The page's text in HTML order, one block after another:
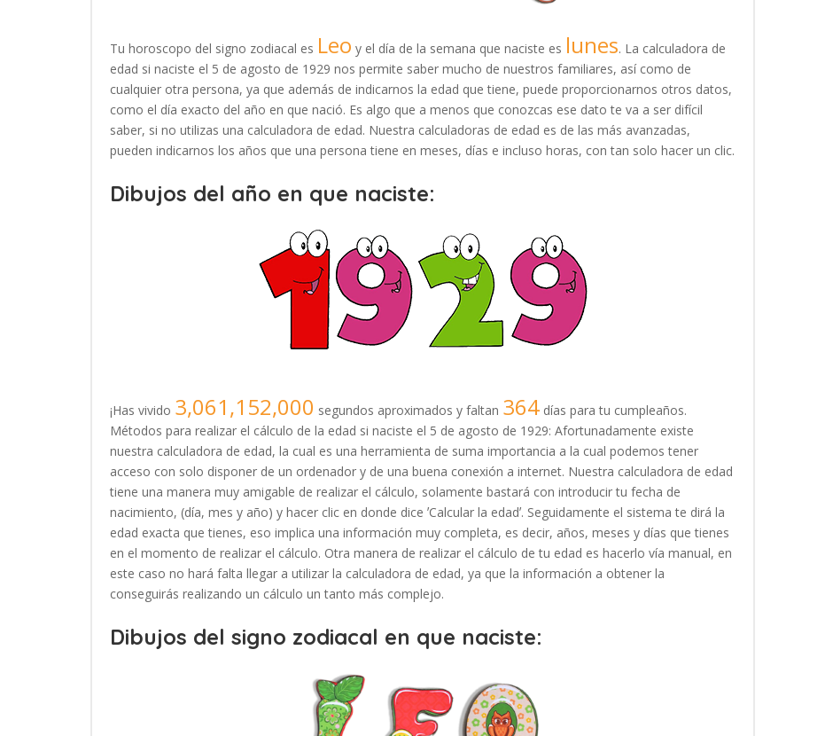
Tu horoscopo del signo zodiacal es Leo y el día de la semana que naciste es lunes. La calculadora de
edad si naciste el 5 de agosto de 1929 nos permite saber mucho de nuestros familiares, así como de
cualquier otra persona, ya que además de indicarnos la edad que tiene, puede proporcionarnos otros datos,
como el día exacto del año en que nació. Es algo que a menos que conozcas ese dato te va a ser difícil
saber, si no utilizas una calculadora de edad. Nuestra calculadoras de edad es de las más avanzadas,
pueden indicarnos los años que una persona tiene en meses, días e incluso horas, con tan solo hacer un clic.
Dibujos del año en que naciste:
¡Has vivido 3,061,152,000 segundos aproximados y faltan 364 días para tu cumpleaños.
Métodos para realizar el cálculo de la edad si naciste el 5 de agosto de 1929: Afortunadamente existe
nuestra calculadora de edad, la cual es una herramienta de suma importancia a la cual podemos tener
acceso con solo disponer de un ordenador y de una buena conexión a internet. Nuestra calculadora de edad
tiene una manera muy amigable de realizar el cálculo, solamente bastará con introducir tu fecha de
nacimiento, (día, mes y año) y hacer clic en donde dice ʼCalcular la edadʼ. Seguidamente el sistema te dirá la
edad exacta que tienes, eso implica una información muy completa, es decir, años, meses y días que tienes
en el momento de realizar el cálculo. Otra manera de realizar el cálculo de tu edad es hacerlo vía manual, en
este caso no hará falta llegar a utilizar la calculadora de edad, ya que la información a obtener la
conseguirás realizando un cálculo un tanto más complejo.
Dibujos del signo zodiacal en que naciste: